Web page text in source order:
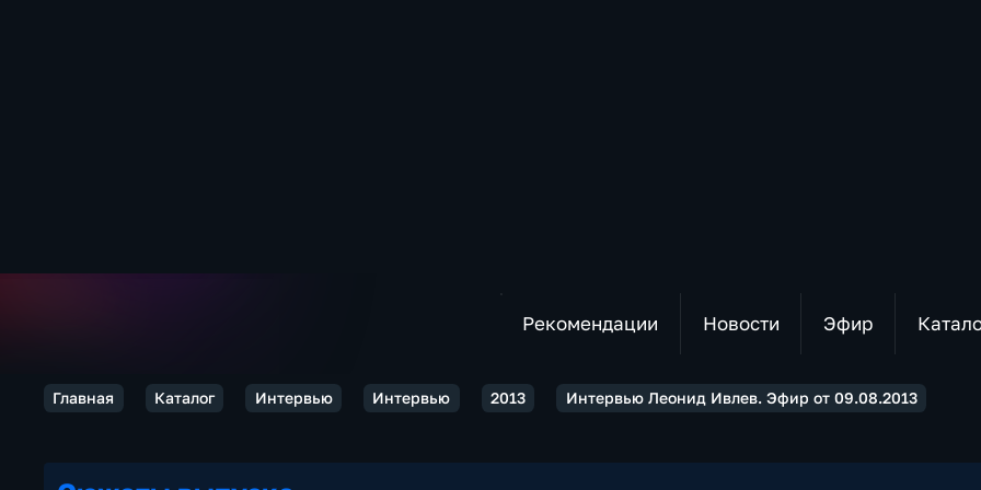
Рекомендации Новости Эфир
Главная Каталог Интервью Интервью 2013 Интервью Леонид Ивлев. Эфир от 09.08.2013